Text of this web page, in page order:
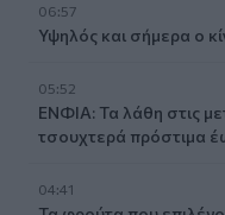
06:57
Υψηλός και σήμερα ο
05:52
ΕΝΦΙΑ: Τα λάθη στις
τσουχτερά πρόστιμα
04:41